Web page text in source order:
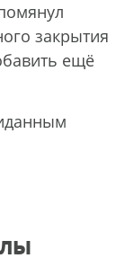
закрытия
ещё